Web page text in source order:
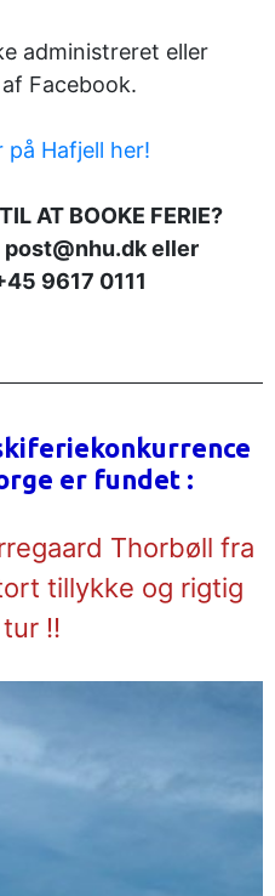
administreret eller
Facebook.
på Hafjell her!
AT BOOKE FERIE?
post@nhu.dk eller
9617 0111
er fundet :
Thorbøll fra
tillykke og rigtig
!!